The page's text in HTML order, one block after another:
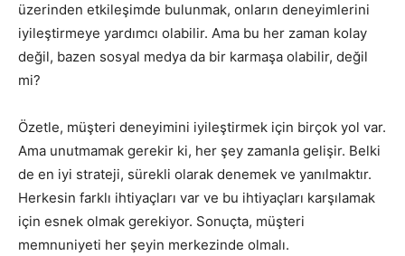
üzerinden etkileşimde bulunmak, onların deneyimlerini
iyileştirmeye yardımcı olabilir. Ama bu her zaman kolay
değil, bazen sosyal medya da bir karmaşa olabilir, değil
mi?
Özetle, müşteri deneyimini iyileştirmek için birçok yol var.
Ama unutmamak gerekir ki, her şey zamanla gelişir. Belki
de en iyi strateji, sürekli olarak denemek ve yanılmaktır.
Herkesin farklı ihtiyaçları var ve bu ihtiyaçları karşılamak
için esnek olmak gerekiyor. Sonuçta, müşteri
memnuniyeti her şeyin merkezinde olmalı.